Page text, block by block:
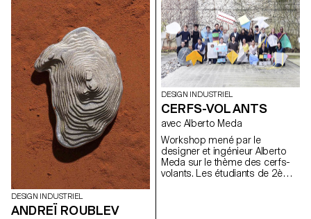
de Vaud. Une série
d’installations pratiques et
ludiques, ainsi que des
accessoires essentiels au
bien-être des moutons ont été
conçu et réalisés par les
étudiants de 2e année en
Bachelor Design Industriel de
l'ECAL/Ecole cantonale d'art de
Lausanne, Suisse, lors d’une
semaine de d’atelier aux
Jardins de Métis, sous la
direction du designer
helvétique Adrien Rovero.
Photos ECAL/Nicolas Haeni
eu pour but d’expérimenter des
nouvelles façons de s’asseoir.
Le résultat est une diversité de
construction conçu pour
soutenir notre corps de
différentes manières. Photo
ECAL/Axel Crettenand
DESIGN INDUSTRIEL
ANDREÏ ROUBLEV
DESIGN INDUSTRIEL
CERFS-VOLANTS
avec Alberto Meda
Workshop mené par le
designer et ingénieur Alberto
Meda sur le thème des cerfs-
volants. Les étudiants de 2ème